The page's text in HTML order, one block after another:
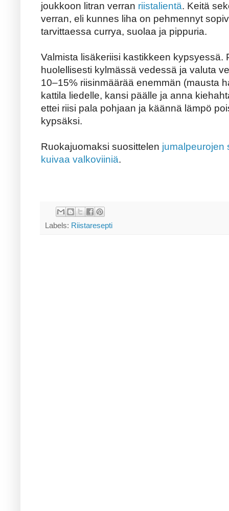
joukkoon litran verran riistalientä. Keitä
verran, eli kunnes liha on pehmennyt
tarvittaessa currya, suolaa ja pippuria.
Valmista lisäkeriisi kastikkeen kypsyessä.
huolellisesti kylmässä vedessä ja valuta
10–15% riisinmäärää enemmän (mausta
kattila liedelle, kansi päälle ja anna
ettei riisi pala pohjaan ja käännä lämpö
kypsäksi.
Ruokajuomaksi suosittelen jumalpeurojen
kuivaa valkoviiniä.
Labels: Riistaresepti